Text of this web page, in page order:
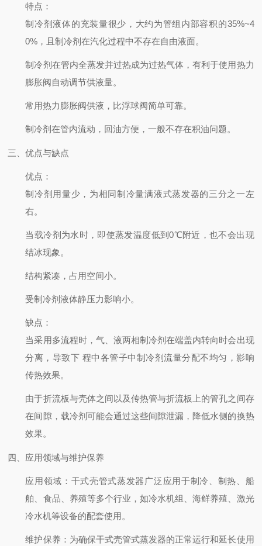
特点 ：
制冷剂液体的充装量很少，大约为管组内部容积的35%~4
0%，且制冷剂在汽化过程中不存在自由液面。
制冷剂在管内全蒸发并过热成为过热气体，有利于使用热力
膨胀阀自动调节供液量。
常用热力膨胀阀供液，比浮球阀简单可靠。
制冷剂在管内流动，回油方便，一般不存在积油问题。
三、优点与缺点
优点 ：
制冷剂用量少，为相同制冷量满液式蒸发器的三分之一左
右。
当载冷剂为水时，即使蒸发温度低到0℃附近，也不会出现
结冰现象。
结构紧凑，占用空间小。
受制冷剂液体静压力影响小。
缺点 ：
当采用多流程时，气、液两相制冷剂在端盖内转向时会出现
分离，导致下 程中各管子中制冷剂流量分配不均匀，影响
传热效果。
由于折流板与壳体之间以及传热管与折流板上的管孔之间存
在间隙，载冷剂可能会通过这些间隙泄漏，降低水侧的换热
效果。
四、应用领域与维护保养
应用领域 ：干式壳管式蒸发器广泛应用于制冷、制热、船
舶、食品、养殖等多个行业，如冷水机组、海鲜养殖、激光
冷水机等设备的配套使用。
维护保养 ：为确保干式壳管式蒸发器的正常运行和延长使用